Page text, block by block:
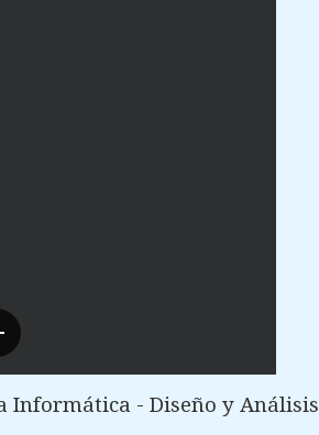
Informática - Diseño y Análisis